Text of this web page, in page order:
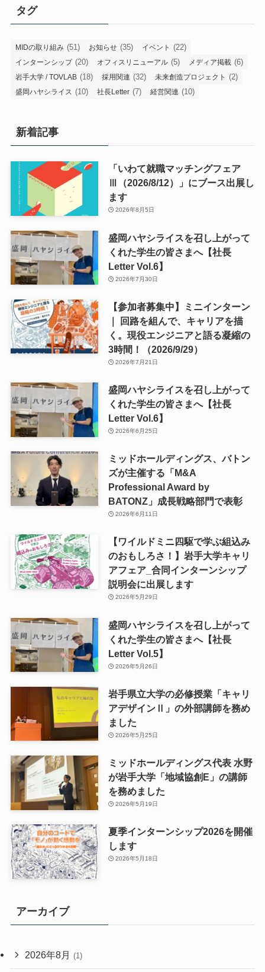
タグ
MIDの取り組み (51) お知らせ (35) イベント (22)
インターンシップ(20) オフィスリニューアル (5) メディア掲載 (6)
岩手大学 / TOVLAB (18) 採用関連 (32) 未来創造プロジェクト (2)
盛岡ハヤシライス (10) 社長Letter (7) 経営関連 (10)
新着記事
「いわて就職マッチングフェア
Ⅲ（2026/8/12）」にブース出展し
ます
2026年8月5日
盛岡ハヤシライスを召し上がって
くれた学生の皆さまへ【社長
Letter Vol.6】
2026年7月30日
【参加者募集中】ミニインターン
｜ 回路を組んで、キャリアを描
く。現役エンジニアと語る凝縮の
3時間！（2026/9/29）
2026年7月21日
盛岡ハヤシライスを召し上がって
くれた学生の皆さまへ【社長
Letter Vol.6】
2026年6月25日
ミッドホールディングス、バトン
ズが主催する「M&A
Professional Award by
BATONZ」成長戦略部門で表彰
2026年6月11日
【ワイルドミニ四駆で学ぶ組込み
のおもしろさ！】岩手大学キャリ
アフェア_合同インターンシップ
説明会に出展します
2026年5月29日
盛岡ハヤシライスを召し上がって
くれた学生の皆さまへ【社長
Letter Vol.5】
2026年5月26日
岩手県立大学の必修授業「キャリ
アデザインⅡ」の外部講師を務め
ました
2026年5月25日
ミッドホールディングス代表 水野
が岩手大学「地域協創E」の講師
を務めました
2026年5月19日
夏季インターンシップ2026を開催
します
2026年5月18日
アーカイブ
2026年8月 (1)